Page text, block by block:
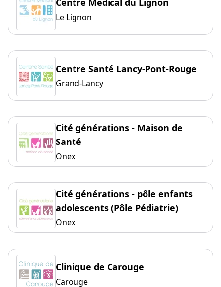
Le Lignon
Centre Santé Lancy-Pont-Rouge
Grand-Lancy
Cité générations - Maison de
Santé
Onex
Cité générations - pôle enfants
adolescents (Pôle Pédiatrie)
Onex
Clinique de Carouge
Carouge